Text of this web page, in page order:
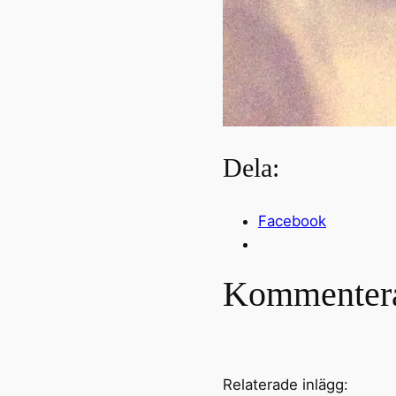
Dela:
Facebook
Relaterade inlägg: